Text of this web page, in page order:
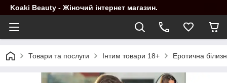
Koaki Beauty - Жіночий інтернет магазин.
Товари та послуги Інтим товари 18+ Еротична